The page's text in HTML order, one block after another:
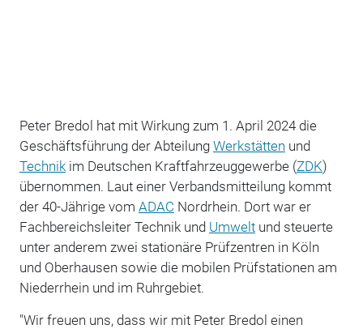
Peter Bredol hat mit Wirkung zum 1. April 2024 die
Geschäftsführung der Abteilung Werkstätten und
Technikim Deutschen Kraftfahrzeuggewerbe (ZDK)
übernommen. Laut einer Verbandsmitteilung kommt
der 40-Jährige vom ADAC Nordrhein. Dort war er
Fachbereichsleiter Technik und Umweltund steuerte
unter anderem zwei stationäre Prüfzentren in Köln
und Oberhausen sowie die mobilen Prüfstationen am
Niederrhein und im Ruhrgebiet.
"Wir freuen uns, dass wir mit Peter Bredol einen